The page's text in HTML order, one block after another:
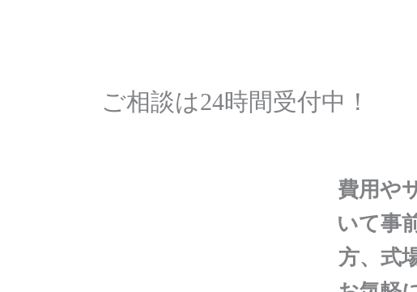
ご相談は24時間受付中！
費用や
いて事
方、式